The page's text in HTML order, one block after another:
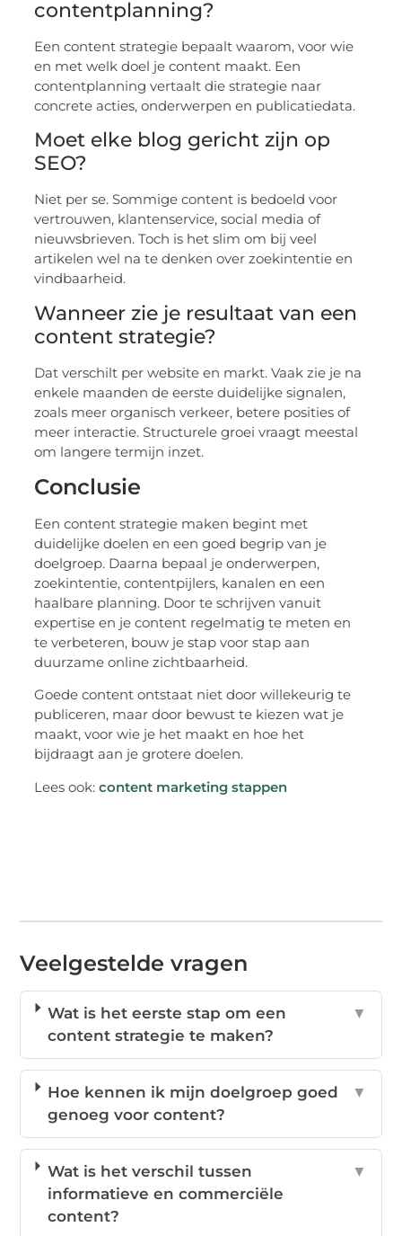
contentplanning?
Een content strategie bepaalt waarom, voor wie
en met welk doel je content maakt. Een
contentplanning vertaalt die strategie naar
concrete acties, onderwerpen en publicatiedata.
Moet elke blog gericht zijn op
SEO?
Niet per se. Sommige content is bedoeld voor
vertrouwen, klantenservice, social media of
nieuwsbrieven. Toch is het slim om bij veel
artikelen wel na te denken over zoekintentie en
vindbaarheid.
Wanneer zie je resultaat van een
content strategie?
Dat verschilt per website en markt. Vaak zie je na
enkele maanden de eerste duidelijke signalen,
zoals meer organisch verkeer, betere posities of
meer interactie. Structurele groei vraagt meestal
om langere termijn inzet.
Conclusie
Een content strategie maken begint met
duidelijke doelen en een goed begrip van je
doelgroep. Daarna bepaal je onderwerpen,
zoekintentie, contentpijlers, kanalen en een
haalbare planning. Door te schrijven vanuit
expertise en je content regelmatig te meten en
te verbeteren, bouw je stap voor stap aan
duurzame online zichtbaarheid.
Goede content ontstaat niet door willekeurig te
publiceren, maar door bewust te kiezen wat je
maakt, voor wie je het maakt en hoe het
bijdraagt aan je grotere doelen.
Lees ook:content marketing stappen
Veelgestelde vragen
Wat is het eerste stap om een
content strategie te maken?
▼
Hoe kennen ik mijn doelgroep goed
genoeg voor content?
▼
Wat is het verschil tussen
informatieve en commerciële
content?
▼